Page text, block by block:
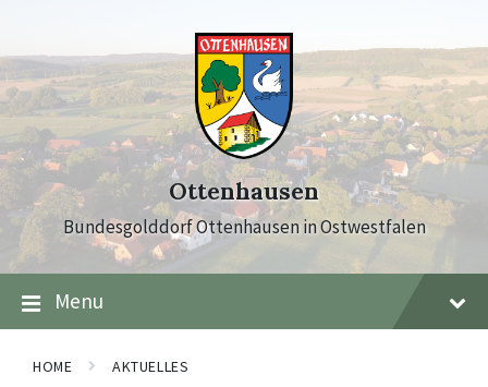
content
main
navigation
footer
Ottenhausen
Bundesgolddorf Ottenhausen in Ostwestfalen
Menu
HOME AKTUELLES